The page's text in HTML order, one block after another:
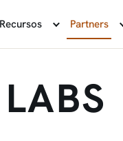
Recursos Partners